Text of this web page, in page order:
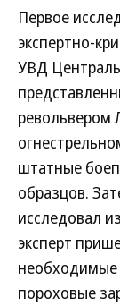
Первое
экспертно-
УВД
револьвером
штатные
образцов.
исследовал
эксперт
необходимые
пороховые